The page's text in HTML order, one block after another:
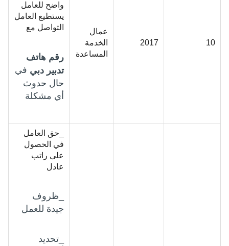
10
2017
عمال
الخدمة
المساعدة
واضح للعامل
يستطيع العامل
التواصل مع
رقم هاتف
تدبير دبي في
حال حدوث
أي مشكلة
_حق العامل
في الحصول
على راتب
عادل
_ظروف
جيدة للعمل
_تحديد